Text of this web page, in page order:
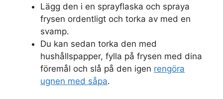
Lägg den i en sprayflaska och spraya
frysen ordentligt och torka av med en
svamp.
Du kan sedan torka den med
hushållspapper, fylla på frysen med dina
föremål och slå på den igen rengöra
ugnen med såpa.